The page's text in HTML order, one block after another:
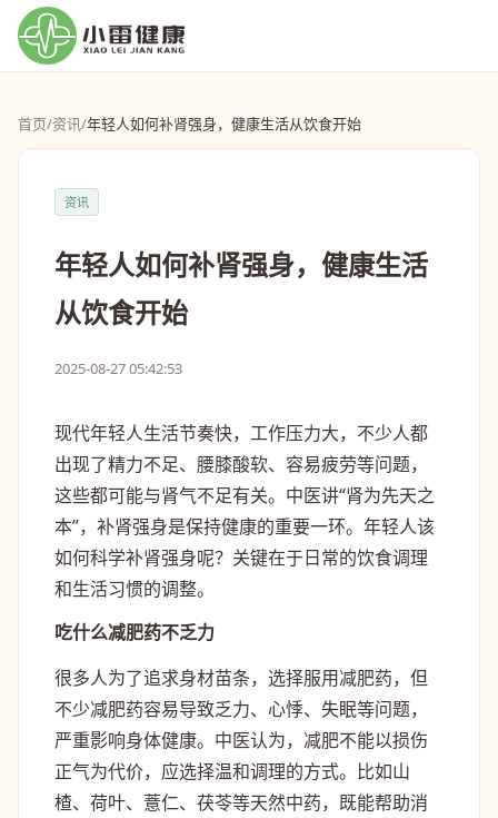
首页/资讯/年轻人如何补肾强身，健康生活从饮食开始
资讯
年轻人如何补肾强身，健康生活
从饮食开始
2025-08-27 05:42:53
现代年轻人生活节奏快，工作压力大，不少人都
出现了精力不足、腰膝酸软、容易疲劳等问题，
这些都可能与肾气不足有关。中医讲“肾为先天之
本”，补肾强身是保持健康的重要一环。年轻人该
如何科学补肾强身呢？关键在于日常的饮食调理
和生活习惯的调整。
吃什么减肥药不乏力
很多人为了追求身材苗条，选择服用减肥药，但
不少减肥药容易导致乏力、心悸、失眠等问题，
严重影响身体健康。中医认为，减肥不能以损伤
正气为代价，应选择温和调理的方式。比如山
楂、荷叶、薏仁、茯苓等天然中药，既能帮助消